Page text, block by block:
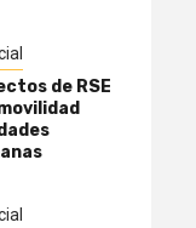
de RSE